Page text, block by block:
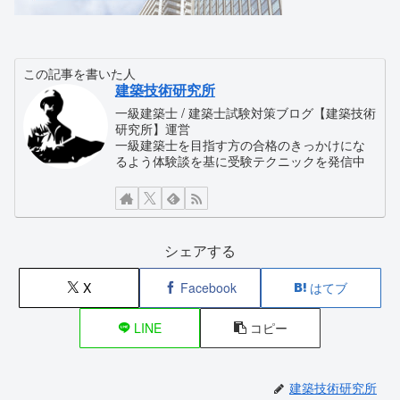
この記事を書いた人
建築技術研究所
一級建築士 / 建築士試験対策ブログ【建築技術
研究所】運営
一級建築士を目指す方の合格のきっかけにな
るよう体験談を基に受験テクニックを発信中
シェアする
X Facebook はてブ
LINE コピー
建築技術研究所